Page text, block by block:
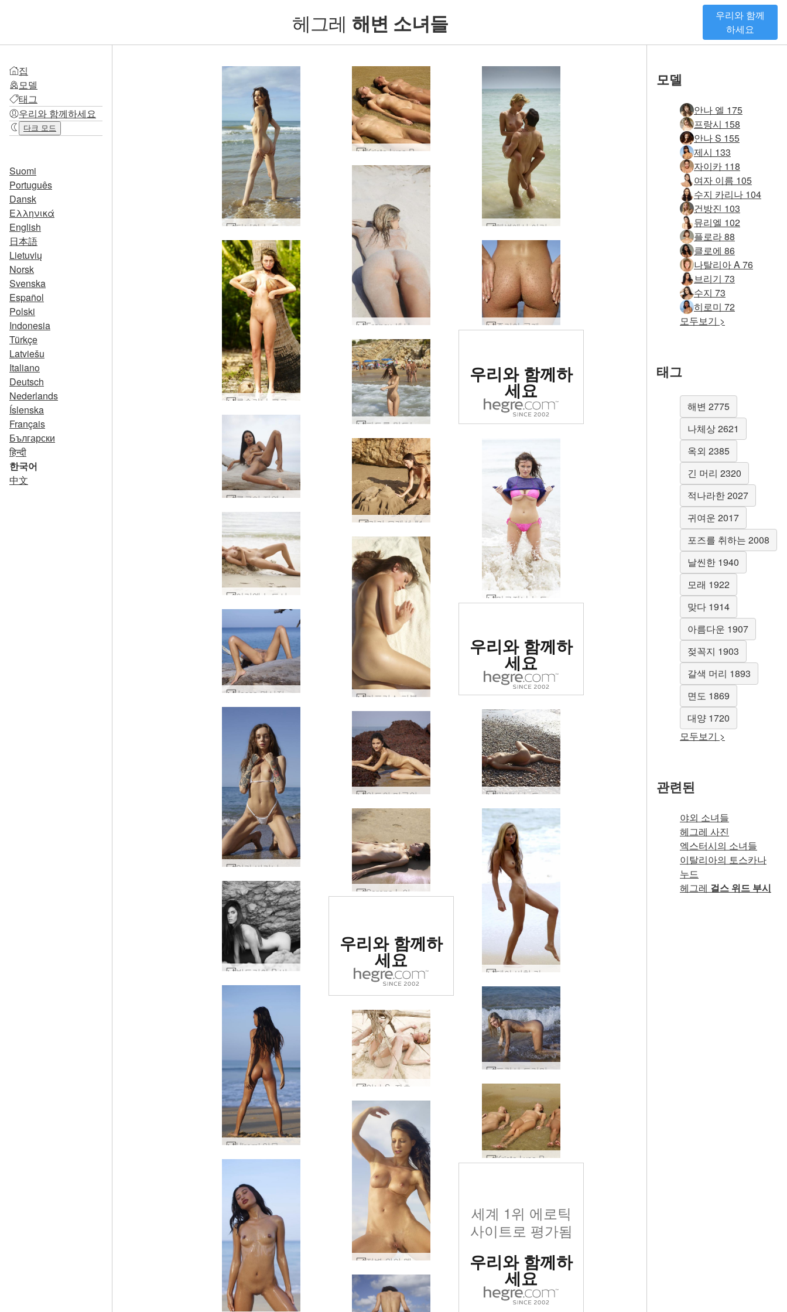
헤그레 해변 소녀들
우리와 함께
하세요
집
모델
태그
우리와 함께하세요
다크 모드
Suomi
Português
Dansk
Ελληνικά
English
日本語
Lietuvių
Norsk
Svenska
Español
Polski
Indonesia
Türkçe
Latviešu
Italiano
Deutsch
Nederlands
Íslenska
Français
Български
हिन्दी
한국어
中文
타니아 누드 비치 #13
Krista Lysa Ruslana 파도 #21
해변에서 아리엘과 알렉스 섹스 #29
Francy 섹시한 모래의 #33
루슬라나 코코넛 #11
줄리아 공개 과도한 노출 #11
파도를 만드는 변덕 #15
사이트로 평가됨
우리와 함께하
세요
클로이 자연스럽게 누드 #31
키키 모래성 #1
카프리스 퍼블릭 비치 #32
Jessa 명시적 노출 #24
사이트로 평가됨
우리와 함께하
세요
잉가 비키니 베이브 #17
밀레나 누드 페블 비치 #18
인도의 미국인 Serena L #9
Serena L 인도 누드 해변 #27
사이트로 평가됨
우리와 함께하
세요
Hiromi 알몸 해변 몸 #30
프랑시 드리미 #2
Krista Lysa Ruslana 파도 #8
절벽 위의 멜리사 #8
세계 1위 에로틱
사이트로 평가됨
우리와 함께하
세요
모델
안나 엘 175
프랑시 158
안나 S 155
제시 133
자이카 118
여자 이름 105
수지 카리나 104
건방진 103
뮤리엘 102
플로라 88
클로에 86
나탈리아 A 76
브리기 73
수지 73
히로미 72
모두보기 >
태그
해변 2775
나체상 2621
옥외 2385
긴 머리 2320
적나라한 2027
귀여운 2017
포즈를 취하는 2008
날씬한 1940
모래 1922
맞다 1914
아름다운 1907
젖꼭지 1903
갈색 머리 1893
면도 1869
대양 1720
모두보기 >
관련된
야외 소녀들
헤그레 사진
엑스터시의 소녀들
이탈리아의 토스카나
누드
헤그레 걸스 위드 부시